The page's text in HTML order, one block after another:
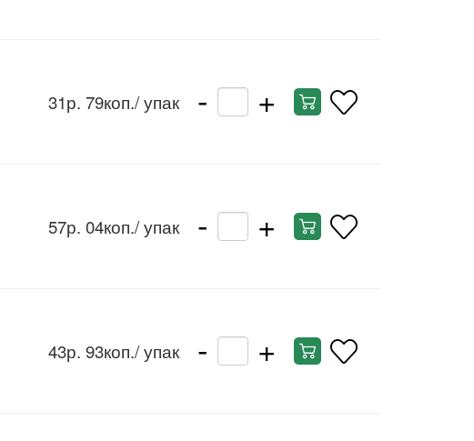
31р. 79коп./ упак - +
57р. 04коп./ упак - +
43р. 93коп./ упак - +